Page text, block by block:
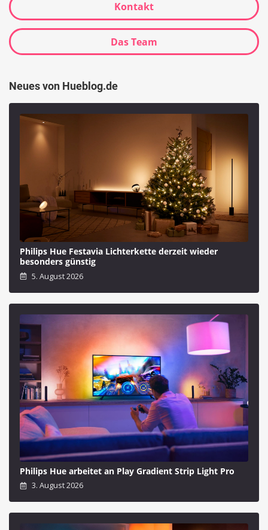
Kontakt
Das Team
Neues von Hueblog.de
Philips Hue Festavia Lichterkette derzeit wieder
besonders günstig
5. August 2026
Philips Hue arbeitet an Play Gradient Strip Light Pro
3. August 2026